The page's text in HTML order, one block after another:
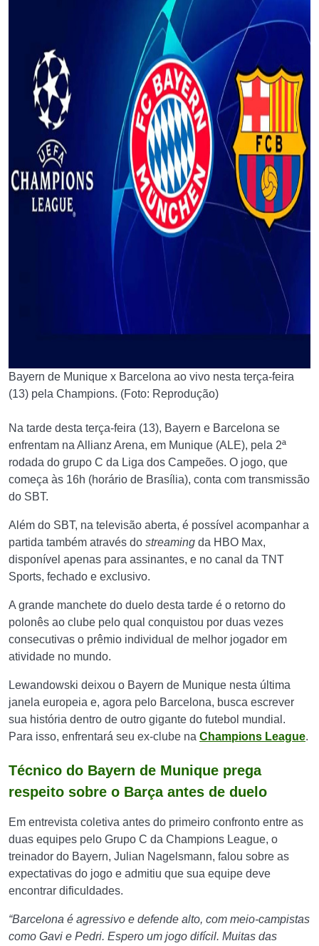
Bayern de Munique x Barcelona ao vivo nesta terça-feira
(13) pela Champions. (Foto: Reprodução)
Na tarde desta terça-feira (13), Bayern e Barcelona se
enfrentam na Allianz Arena, em Munique (ALE), pela 2ª
rodada do grupo C da Liga dos Campeões. O jogo, que
começa às 16h (horário de Brasília), conta com transmissão
do SBT.
Além do SBT, na televisão aberta, é possível acompanhar a
partida também através do streaming da HBO Max,
disponível apenas para assinantes, e no canal da TNT
Sports, fechado e exclusivo.
A grande manchete do duelo desta tarde é o retorno do
polonês ao clube pelo qual conquistou por duas vezes
consecutivas o prêmio individual de melhor jogador em
atividade no mundo.
Lewandowski deixou o Bayern de Munique nesta última
janela europeia e, agora pelo Barcelona, busca escrever
sua história dentro de outro gigante do futebol mundial.
Para isso, enfrentará seu ex-clube na Champions League.
Técnico do Bayern de Munique prega
respeito sobre o Barça antes de duelo
Em entrevista coletiva antes do primeiro confronto entre as
duas equipes pelo Grupo C da Champions League, o
treinador do Bayern, Julian Nagelsmann, falou sobre as
expectativas do jogo e admitiu que sua equipe deve
encontrar dificuldades.
“Barcelona é agressivo e defende alto, com meio-campistas
como Gavi e Pedri. Espero um jogo difícil. Muitas das